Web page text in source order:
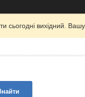
сьогодні вихідний.